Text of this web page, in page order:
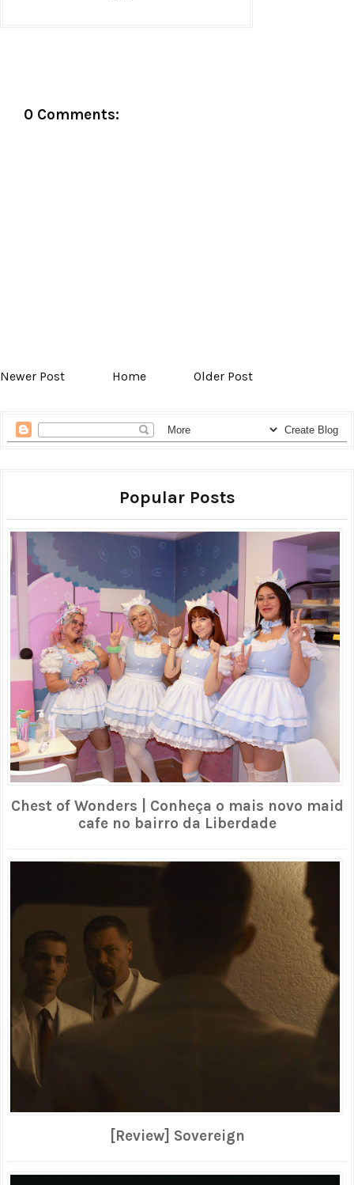
0 Comments:
Newer Post Home Older Post
Popular Posts
Chest of Wonders | Conheça o mais novo maid
cafe no bairro da Liberdade
[Review] Sovereign